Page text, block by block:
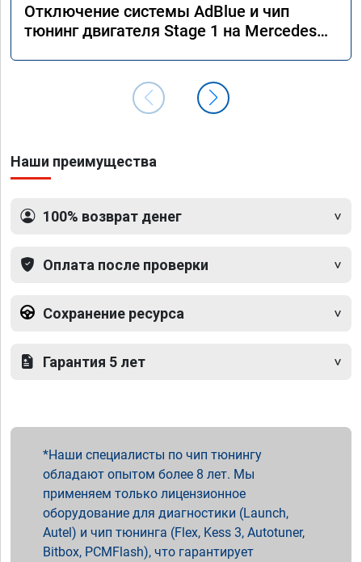
Отключение системы AdBlue и чип
тюнинг двигателя Stage 1 на Mercedes
Наши преимущества
100% возврат денег
Оплата после проверки
Сохранение ресурса
Гарантия 5 лет
Наши специалисты по чип тюнингу
обладают опытом более 8 лет. Мы
применяем только лицензионное
оборудование для диагностики (Launch,
Autel) и чип тюнинга (Flex, Kess 3, Autotuner,
Bitbox, PCMFlash), что гарантирует